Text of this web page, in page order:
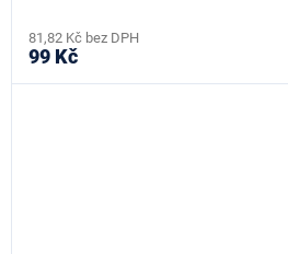
81,82 Kč bez DPH
99 Kč